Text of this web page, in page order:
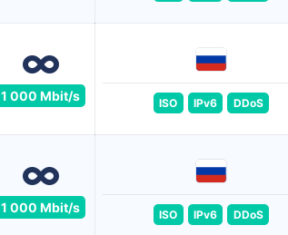
1 000 Mbit/s
ISO IPv6 DDoS
1 000 Mbit/s
ISO IPv6 DDoS